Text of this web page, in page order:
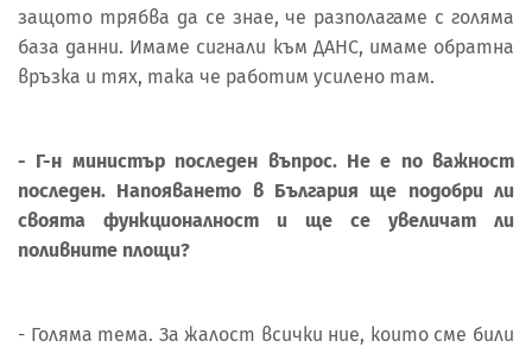
защото трябва да се знае, че разполагаме с голяма
база данни. Имаме сигнали към ДАНС, имаме обратна
връзка и тях, така че работим усилено там.
- Г-н министър последен въпрос. Не е по важност
последен. Напояването в България ще подобри ли
своята функционалност и ще се увеличат ли
поливните площи?
- Голяма тема. За жалост всички ние, които сме били